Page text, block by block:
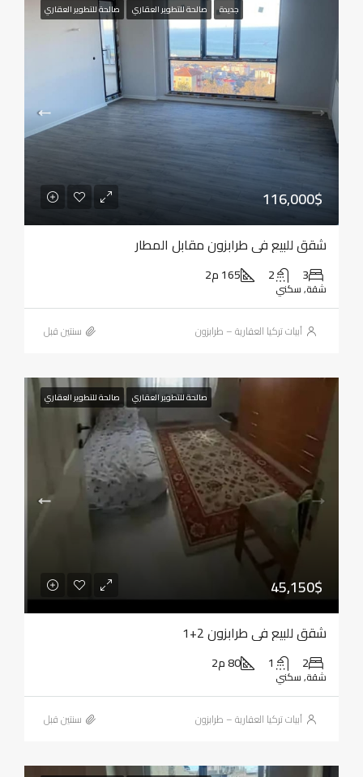
جديدة صالحة للتطوير العقاري صالحة للتطوير العقاري
116,000$
شقق للبيع في طرابزون مقابل المطار
3
2 165 م2
شقة, سكني
أبيات تركيا العقارية – طرابزون ‏سنتين قبل
صالحة للتطوير العقاري صالحة للتطوير العقاري
45,150$
شقق للبيع في طرابزون 2+1
2
1 80 م2
شقة, سكني
أبيات تركيا العقارية – طرابزون ‏سنتين قبل